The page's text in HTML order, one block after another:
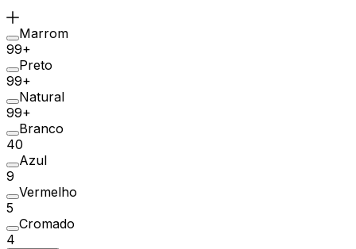
Marrom
99+
Preto
99+
Natural
99+
Branco
40
Azul
9
Vermelho
5
Cromado
4